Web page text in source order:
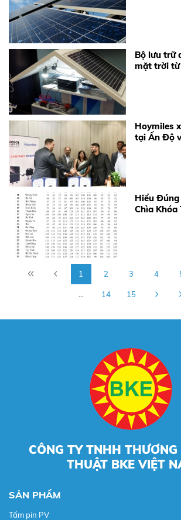
Bộ lưu trữ
mặt trời từ
Hoymiles
tại Ấn Độ
Hiểu Đúng
Chìa Khóa
1 2 3 4
... 14 15
CÔNG TY TNHH
THUẬT BKE VIỆT
SẢN PHẨM
Tấm pin PV